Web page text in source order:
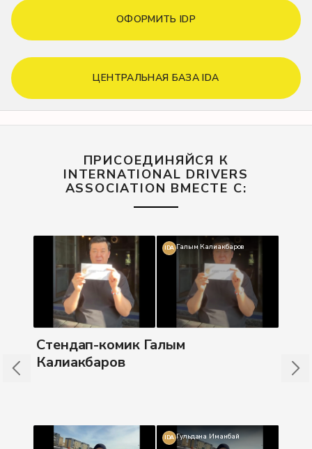
ОФОРМИТЬ IDP
ЦЕНТРАЛЬНАЯ БАЗА IDA
ПРИСОЕДИНЯЙСЯ К
INTERNATIONAL DRIVERS
ASSOCIATION ВМЕСТЕ С:
IDA Галым Калиакбаров
Стендап-комик Галым
Калиакбаров
IDA Гульдана Иманбай